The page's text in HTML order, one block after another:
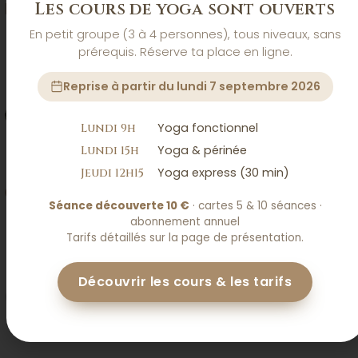
BartringerBijoux Administrative
de
Sophie
Studio
Décomplexé
L'Atelier
Fab
Pilot
Gaming
Coaching
My
Airsoft
Game
L'Ours
Du
L'Ours
Du
L'Ours
Du
L'Ours
Du
L'Ours
Web
Les cours de yoga sont ouverts
En petit groupe (3 à 4 personnes), tous niveaux, sans
prérequis. Réserve ta place en ligne.
Reprise à partir du lundi 7 septembre 2026
Lundi 9h Yoga fonctionnel
Lundi 15h Yoga & périnée
Jeudi 12h15 Yoga express (30 min)
Séance découverte 10 € · cartes 5 & 10 séances ·
abonnement annuel
Tarifs détaillés sur la page de présentation.
Découvrir les cours & les tarifs